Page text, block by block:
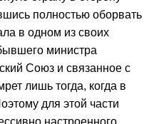
полностью оборвать
в одном из своих
министра
Союз и связанное с
лишь тогда, когда в
для этой части
настроенного